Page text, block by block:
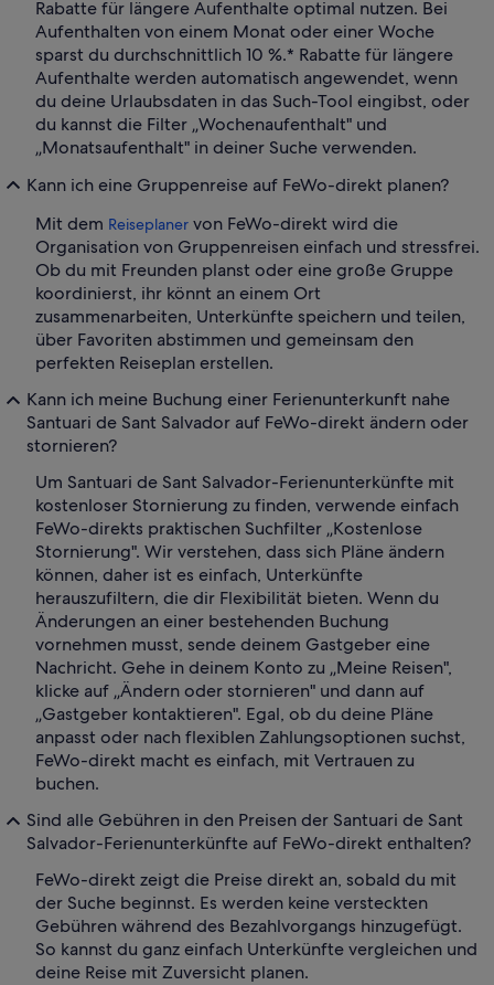
Rabatte für längere Aufenthalte optimal nutzen. Bei
Aufenthalten von einem Monat oder einer Woche
sparst du durchschnittlich 10 %.* Rabatte für längere
Aufenthalte werden automatisch angewendet, wenn
du deine Urlaubsdaten in das Such-Tool eingibst, oder
du kannst die Filter „Wochenaufenthalt" und
„Monatsaufenthalt" in deiner Suche verwenden.
Kann ich eine Gruppenreise auf FeWo-direkt planen?
Mit dem Reiseplaner von FeWo-direkt wird die
Organisation von Gruppenreisen einfach und stressfrei.
Ob du mit Freunden planst oder eine große Gruppe
koordinierst, ihr könnt an einem Ort
zusammenarbeiten, Unterkünfte speichern und teilen,
über Favoriten abstimmen und gemeinsam den
perfekten Reiseplan erstellen.
Kann ich meine Buchung einer Ferienunterkunft nahe
Santuari de Sant Salvador auf FeWo-direkt ändern oder
stornieren?
Um Santuari de Sant Salvador-Ferienunterkünfte mit
kostenloser Stornierung zu finden, verwende einfach
FeWo-direkts praktischen Suchfilter „Kostenlose
Stornierung". Wir verstehen, dass sich Pläne ändern
können, daher ist es einfach, Unterkünfte
herauszufiltern, die dir Flexibilität bieten. Wenn du
Änderungen an einer bestehenden Buchung
vornehmen musst, sende deinem Gastgeber eine
Nachricht. Gehe in deinem Konto zu „Meine Reisen",
klicke auf „Ändern oder stornieren" und dann auf
„Gastgeber kontaktieren". Egal, ob du deine Pläne
anpasst oder nach flexiblen Zahlungsoptionen suchst,
FeWo-direkt macht es einfach, mit Vertrauen zu
buchen.
Sind alle Gebühren in den Preisen der Santuari de Sant
Salvador-Ferienunterkünfte auf FeWo-direkt enthalten?
FeWo-direkt zeigt die Preise direkt an, sobald du mit
der Suche beginnst. Es werden keine versteckten
Gebühren während des Bezahlvorgangs hinzugefügt.
So kannst du ganz einfach Unterkünfte vergleichen und
deine Reise mit Zuversicht planen.